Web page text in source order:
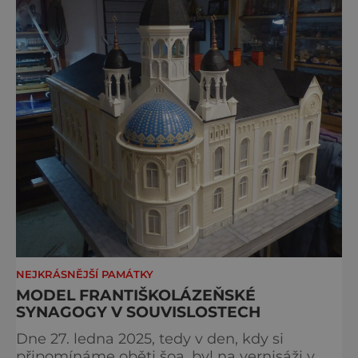
NEJKRÁSNĚJŠÍ PAMÁTKY
MODEL FRANTIŠKOLÁZEŇSKÉ
SYNAGOGY V SOUVISLOSTECH
Dne 27. ledna 2025, tedy v den, kdy si